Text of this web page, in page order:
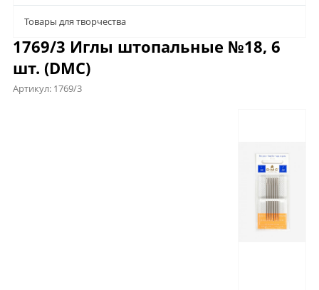
Товары для творчества
1769/3 Иглы штопальные №18, 6
шт. (DMC)
Артикул: 1769/3